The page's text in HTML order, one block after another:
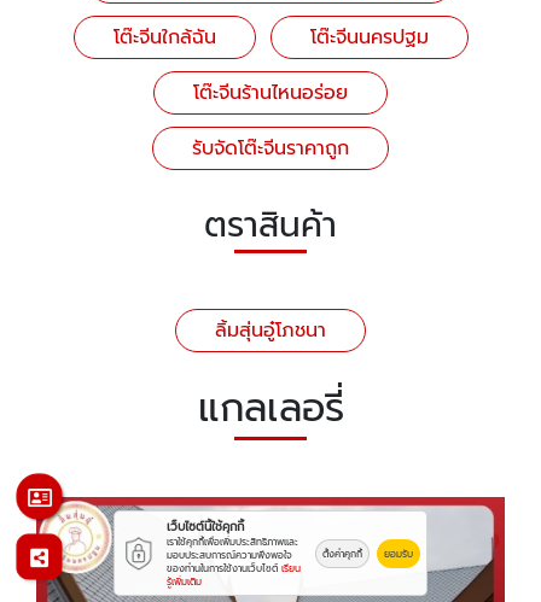
โต๊ะจีนใกล้ฉัน
โต๊ะจีนนครปฐม
โต๊ะจีนร้านไหนอร่อย
รับจัดโต๊ะจีนราคาถูก
ตราสินค้า
ลิ้มสุ่นอู๋โภชนา
แกลเลอรี่
เว็บไซต์นี้ใช้คุกกี้
เราใช้คุกกี้เพื่อเพิ่มประสิทธิภาพและ
มอบประสบการณ์ความพึงพอใจ
ของท่านในการใช้งานเว็บไซต์ เรียน
รู้เพิ่มเติม
ตั้งค่าคุกกี้ ยอมรับ